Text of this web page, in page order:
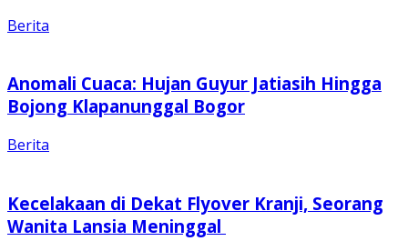
Berita
Anomali Cuaca: Hujan Guyur Jatiasih Hingga
Bojong Klapanunggal Bogor
Berita
Kecelakaan di Dekat Flyover Kranji, Seorang
Wanita Lansia Meninggal